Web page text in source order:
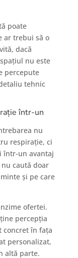
poate
ar trebui să o
dacă
nu este
percepute
tehnic
într-un
nu
respirație, ci
într-un avantaj
caută doar
și pe care
ofertei.
percepția
concret în fața
personalizat,
altă parte.